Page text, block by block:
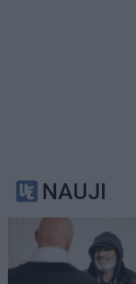
NAUJI